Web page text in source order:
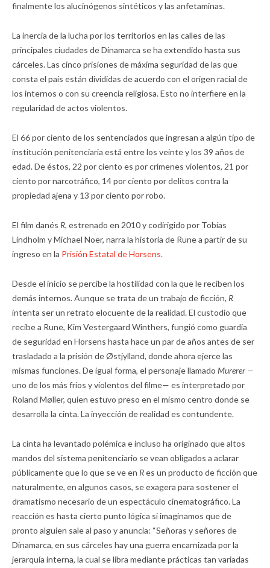
finalmente los alucinógenos sintéticos y las anfetaminas.
La inercia de la lucha por los territorios en las calles de las
principales ciudades de Dinamarca se ha extendido hasta sus
cárceles. Las cinco prisiones de máxima seguridad de las que
consta el país están divididas de acuerdo con el origen racial de
los internos o con su creencia religiosa. Esto no interfiere en la
regularidad de actos violentos.
El 66 por ciento de los sentenciados que ingresan a algún tipo de
institución penitenciaria está entre los veinte y los 39 años de
edad. De éstos, 22 por ciento es por crímenes violentos, 21 por
ciento por narcotráfico, 14 por ciento por delitos contra la
propiedad ajena y 13 por ciento por robo.
El film danés R, estrenado en 2010 y codirigido por Tobías
Lindholm y Michael Noer, narra la historia de Rune a partir de su
ingreso en la Prisión Estatal de Horsens.
Desde el inicio se percibe la hostilidad con la que le reciben los
demás internos. Aunque se trata de un trabajo de ficción, R
intenta ser un retrato elocuente de la realidad. El custodio que
recibe a Rune, Kim Vestergaard Winthers, fungió como guardia
de seguridad en Horsens hasta hace un par de años antes de ser
trasladado a la prisión de Østjylland, donde ahora ejerce las
mismas funciones. De igual forma, el personaje llamado Murerer —
uno de los más fríos y violentos del filme— es interpretado por
Roland Møller, quien estuvo preso en el mismo centro donde se
desarrolla la cinta. La inyección de realidad es contundente.
La cinta ha levantado polémica e incluso ha originado que altos
mandos del sistema penitenciario se vean obligados a aclarar
públicamente que lo que se ve en Res un producto de ficción que
naturalmente, en algunos casos, se exagera para sostener el
dramatismo necesario de un espectáculo cinematográfico. La
reacción es hasta cierto punto lógica si imaginamos que de
pronto alguien sale al paso y anuncia: “Señoras y señores de
Dinamarca, en sus cárceles hay una guerra encarnizada por la
jerarquía interna, la cual se libra mediante prácticas tan variadas